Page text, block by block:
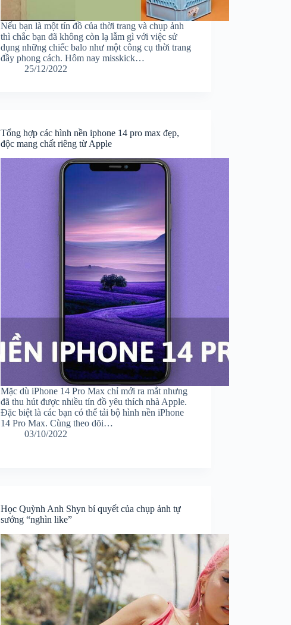
Nếu bạn là một tín đồ của thời trang và chụp ảnh
thì chắc bạn đã không còn lạ lẫm gì với việc sử
dụng những chiếc balo như một công cụ thời trang
đầy phong cách. Hôm nay misskick…
25/12/2022
Tổng hợp các hình nền iphone 14 pro max đẹp,
độc mang chất riêng từ Apple
Mặc dù iPhone 14 Pro Max chỉ mới ra mắt nhưng
đã thu hút được nhiều tín đồ yêu thích nhà Apple.
Đặc biệt là các bạn có thể tải bộ hình nền iPhone
14 Pro Max. Cùng theo dõi…
03/10/2022
Học Quỳnh Anh Shyn bí quyết của chụp ảnh tự
sướng “nghìn like”